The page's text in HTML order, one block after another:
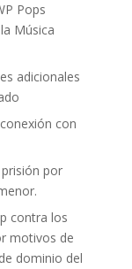
Pops
Música
adicionales
con
por
contra los
motivos de
dominio del